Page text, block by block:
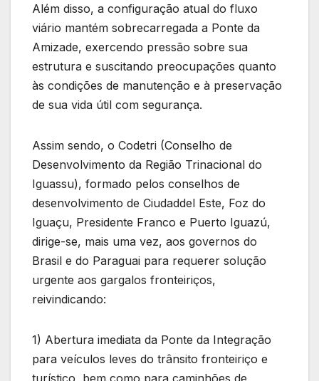
Além disso, a configuração atual do fluxo
viário mantém sobrecarregada a Ponte da
Amizade, exercendo pressão sobre sua
estrutura e suscitando preocupações quanto
às condições de manutenção e à preservação
de sua vida útil com segurança.
Assim sendo, o Codetri (Conselho de
Desenvolvimento da Região Trinacional do
Iguassu), formado pelos conselhos de
desenvolvimento de Ciudaddel Este, Foz do
Iguaçu, Presidente Franco e Puerto Iguazú,
dirige-se, mais uma vez, aos governos do
Brasil e do Paraguai para requerer solução
urgente aos gargalos fronteiriços,
reivindicando:
1) Abertura imediata da Ponte da Integração
para veículos leves do trânsito fronteiriço e
turístico, bem como para caminhões de